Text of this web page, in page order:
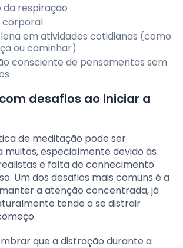
da respiração
corporal
em atividades cotidianas (como
ou caminhar)
consciente de pensamentos sem
desafios ao iniciar a
de meditação pode ser
muitos, especialmente devido às
e falta de conhecimento
Um dos desafios mais comuns é a
a atenção concentrada, já
tende a se distrair
que a distração durante a